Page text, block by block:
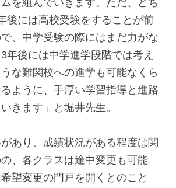
後には高校受験をすることが前
、中学受験の際にはまだ力がな
年後には中学進学段階では考え
な難関校への進学も可能なくら
ように、手厚い学習指導と進路
きます」と堀井先生。
あり、成績状況がある程度は関
、各クラスは途中変更も可能
望変更の門戸を開くとのこと